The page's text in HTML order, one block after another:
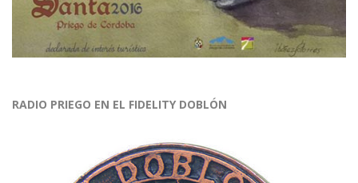
RADIO PRIEGO EN EL FIDELITY DOBLÓN